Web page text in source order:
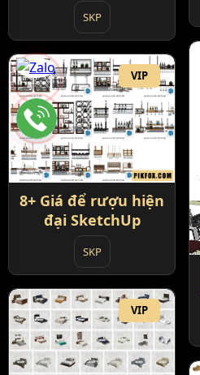
SKP
VIP
8+ Giá để rượu hiện
đại SketchUp
SKP
VIP